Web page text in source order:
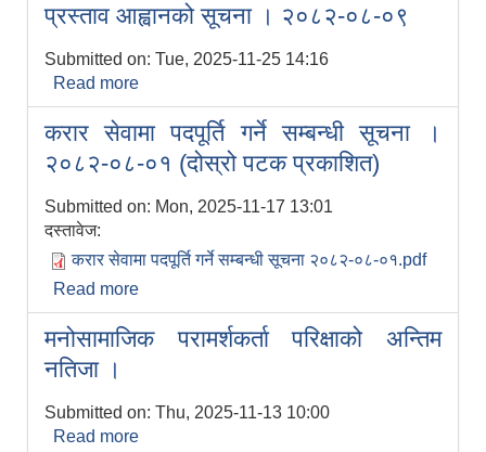
प्रस्ताव आह्वानको सूचना । २०८२-०८-०९
Submitted on: Tue, 2025-11-25 14:16
Read more
प्रस्ताव आह्वानको सूचना । २०८२-०८-०९
करार सेवामा पदपूर्ति गर्ने सम्बन्धी सूचना ।
२०८२-०८-०१ (दोस्रो पटक प्रकाशित)
Submitted on: Mon, 2025-11-17 13:01
दस्तावेज:
करार सेवामा पदपूर्ति गर्ने सम्बन्धी सूचना २०८२-०८-०१.pdf
Read more
२०८२-०८-०१ (दोस्रो पटक प्रकाशित)
मनोसामाजिक परामर्शकर्ता परिक्षाको अन्तिम
नतिजा ।
Submitted on: Thu, 2025-11-13 10:00
Read more